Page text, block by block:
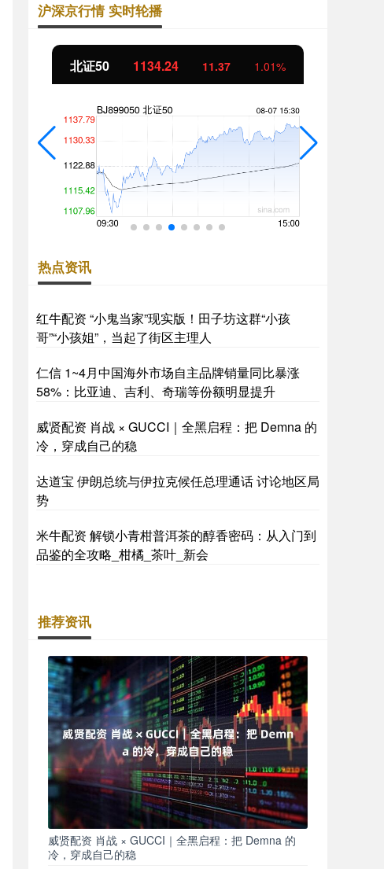
沪深京行情 实时轮播
北证50 1134.24 11.37 1.01%
热点资讯
红牛配资 “小鬼当家”现实版！田子坊这群“小孩
哥”“小孩姐”，当起了街区主理人
仁信 1~4月中国海外市场自主品牌销量同比暴涨
58%：比亚迪、吉利、奇瑞等份额明显提升
威贤配资 肖战 × GUCCI｜全黑启程：把 Demna 的
冷，穿成自己的稳
达道宝 伊朗总统与伊拉克候任总理通话 讨论地区局
势
米牛配资 解锁小青柑普洱茶的醇香密码：从入门到
品鉴的全攻略_柑橘_茶叶_新会
推荐资讯
威贤配资 肖战 × GUCCI｜全黑启程：把 Demna 的
冷，穿成自己的稳